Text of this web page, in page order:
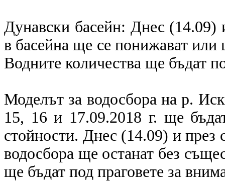
Дунавски басейн: Днес (14.09)
в басейна ще се понижават или
Водните количества ще бъдат
Моделът за водосбора на р.
15, 16 и 17.09.2018 г. ще
стойности. Днес (14.09) и през
водосбора ще останат без
ще бъдат под праговете за